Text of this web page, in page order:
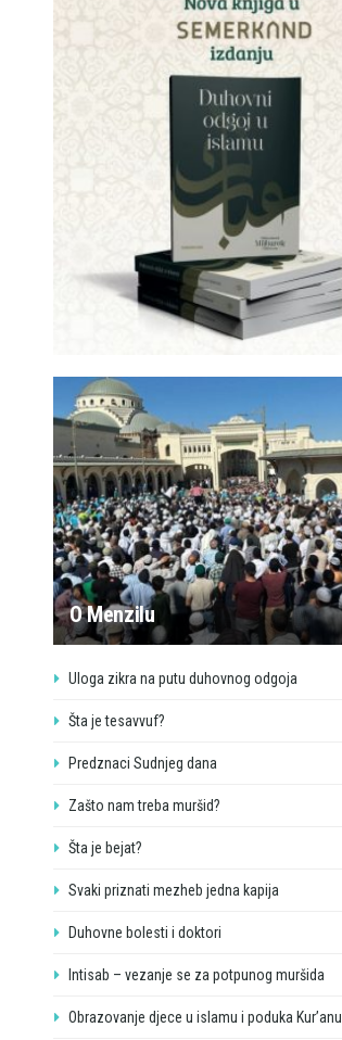
O Menzilu
Uloga zikra na putu duhovnog odgoja
Šta je tesavvuf?
Predznaci Sudnjeg dana
Zašto nam treba muršid?
Šta je bejat?
Svaki priznati mezheb jedna kapija
Duhovne bolesti i doktori
Intisab – vezanje se za potpunog muršida
Obrazovanje djece u islamu i poduka Kur’anu